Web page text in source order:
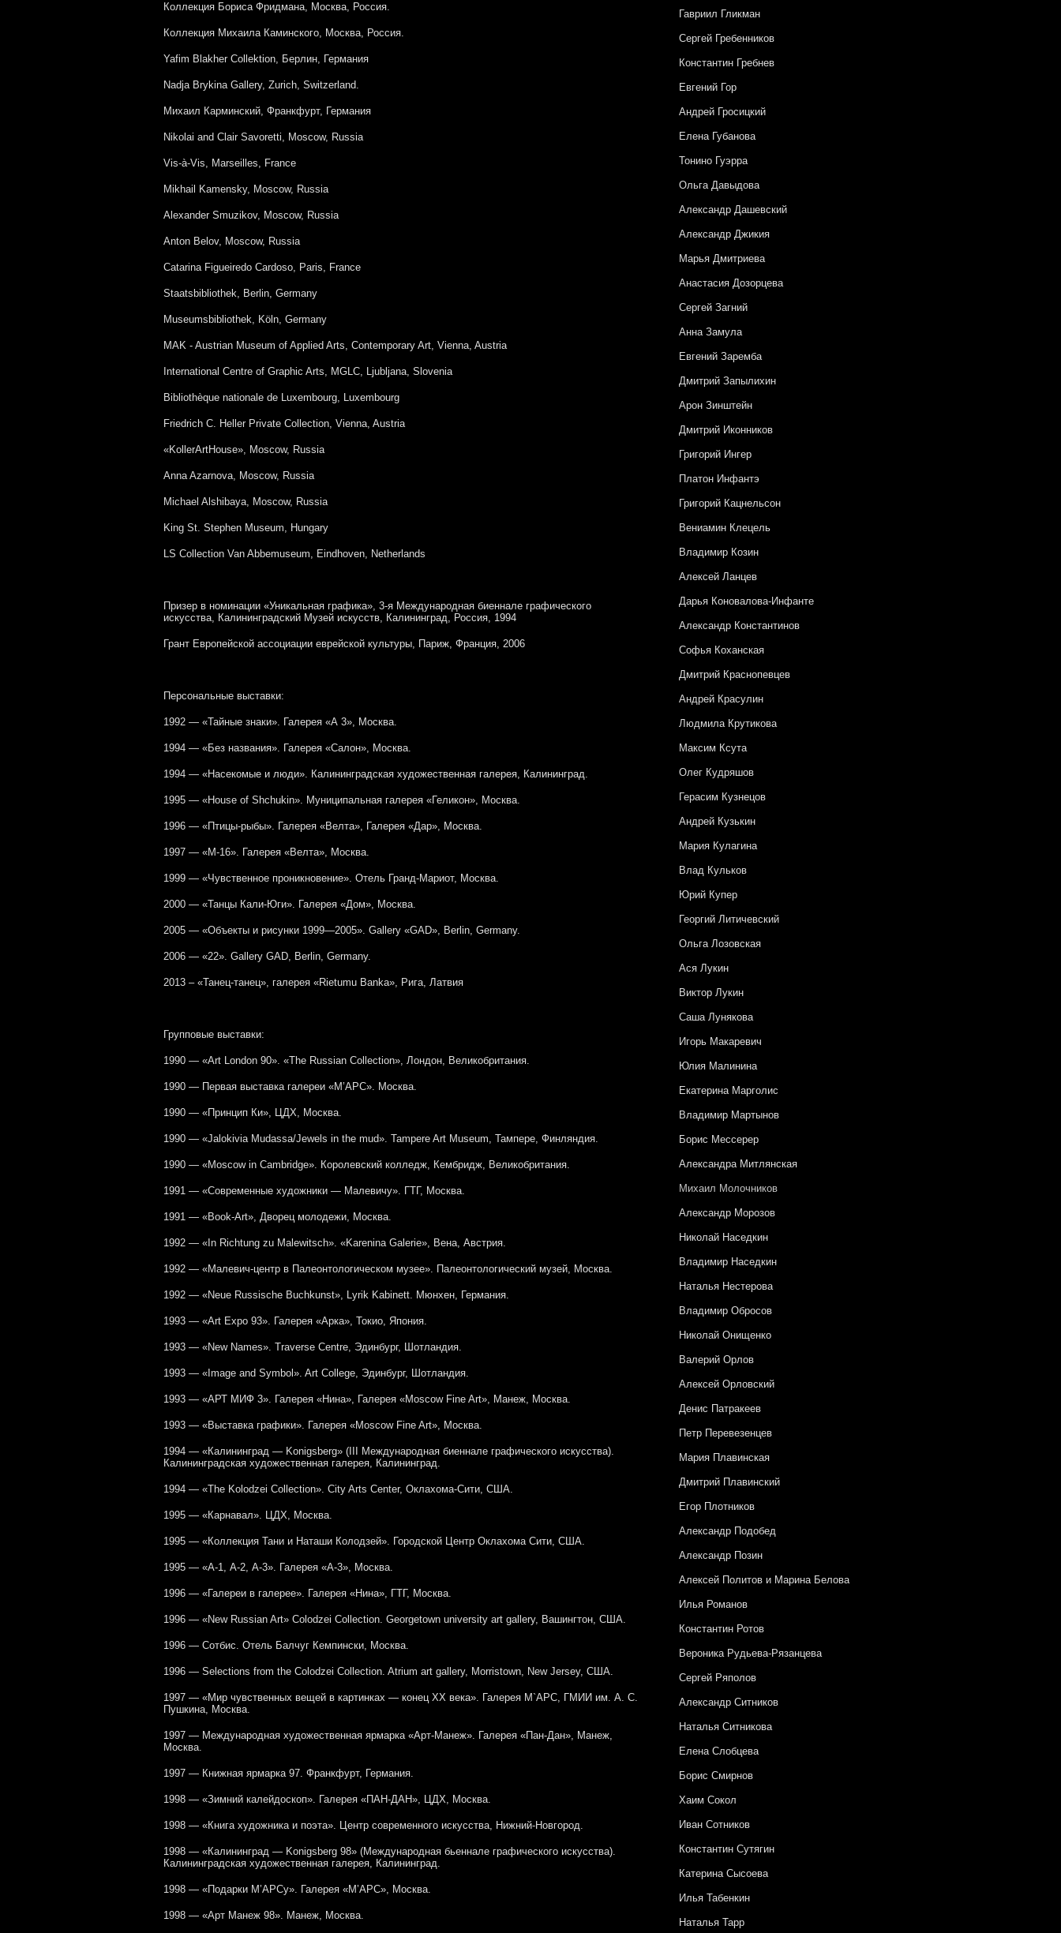
Коллекция Бориса Фридмана, Москва, Россия.
Коллекция Михаила Каминского, Москва, Россия.
Yafim Blakher Collektion, Берлин, Германия
Nadja Brykina Gallery, Zurich, Switzerland.
Михаил Карминский, Франкфурт, Германия
Nikolai and Clair Savoretti, Moscow, Russia
Vis-à-Vis, Marseilles, France
Mikhail Kamensky, Moscow, Russia
Alexander Smuzikov, Moscow, Russia
Anton Belov, Moscow, Russia
Catarina Figueiredo Cardoso, Paris, France
Staatsbibliothek, Berlin, Germany
Museumsbibliothek, Köln, Germany
MAK - Austrian Museum of Applied Arts, Contemporary Art, Vienna, Austria
International Centre of Graphic Arts, MGLC, Ljubljana, Slovenia
Bibliothèque nationale de Luxembourg, Luxembourg
Friedrich C. Heller Private Collection, Vienna, Austria
«KollerArtHouse», Moscow, Russia
Anna Azarnova, Moscow, Russia
Michael Alshibaya, Moscow, Russia
King St. Stephen Museum, Hungary
LS Collection Van Abbemuseum, Eindhoven, Netherlands
Призер в номинации «Уникальная графика», 3-я Международная биеннале графического
искусства, Калининградский Музей искусств, Калининград, Россия, 1994
Грант Европейской ассоциации еврейской культуры, Париж, Франция, 2006
Персональные выставки:
1992 — «Тайные знаки». Галерея «А 3», Москва.
1994 — «Без названия». Галерея «Салон», Москва.
1994 — «Насекомые и люди». Калининградская художественная галерея, Калининград.
1995 — «House of Shchukin». Муниципальная галерея «Геликон», Москва.
1996 — «Птицы-рыбы». Галерея «Велта», Галерея «Дар», Москва.
1997 — «М-16». Галерея «Велта», Москва.
1999 — «Чувственное проникновение». Отель Гранд-Мариот, Москва.
2000 — «Танцы Кали-Юги». Галерея «Дом», Москва.
2005 — «Объекты и рисунки 1999—2005». Gallery «GAD», Berlin, Germany.
2006 — «22». Gallery GAD, Berlin, Germany.
2013 – «Танец-танец», галерея «Rietumu Banka», Рига, Латвия
Групповые выставки:
1990 — «Art London 90». «The Russian Collection», Лондон, Великобритания.
1990 — Первая выставка галереи «М’АРС». Москва.
1990 — «Принцип Ки», ЦДХ, Москва.
1990 — «Jalokivia Mudassa/Jewels in the mud». Tampere Art Museum, Тампере, Финляндия.
1990 — «Moscow in Cambridge». Королевский колледж, Кембридж, Великобритания.
1991 — «Современные художники — Малевичу». ГТГ, Москва.
1991 — «Вook-Аrt», Дворец молодежи, Москва.
1992 — «In Richtung zu Malewitsch». «Karenina Galerie», Вена, Австрия.
1992 — «Малевич-центр в Палеонтологическом музее». Палеонтологический музей, Москва.
1992 — «Neue Russische Buchkunst», Lyrik Kabinett. Мюнхен, Германия.
1993 — «Art Expo 93». Галерея «Арка», Токио, Япония.
1993 — «New Names». Traverse Centre, Эдинбург, Шотландия.
1993 — «Image and Symbol». Art College, Эдинбург, Шотландия.
1993 — «АРТ МИФ 3». Галерея «Нина», Галерея «Moscow Fine Art», Манеж, Москва.
1993 — «Выставка графики». Галерея «Moscow Fine Art», Москва.
1994 — «Калининград — Konigsberg» (III Международная биеннале графического искусства).
Калининградская художественная галерея, Калининград.
1994 — «The Kolodzei Collection». City Arts Center, Оклахома-Сити, США.
1995 — «Карнавал». ЦДХ, Москва.
1995 — «Коллекция Тани и Наташи Колодзей». Городской Центр Оклахома Сити, США.
1995 — «А-1, А-2, А-3». Галерея «А-3», Москва.
1996 — «Галереи в галерее». Галерея «Нина», ГТГ, Москва.
1996 — «New Russian Art» Colodzei Collection. Georgetown university art gallery, Вашингтон, США.
1996 — Сотбис. Отель Балчуг Кемпински, Москва.
1996 — Selections from the Colodzei Collection. Atrium art gallery, Morristown, New Jersey, США.
1997 — «Мир чувственных вещей в картинках — конец ХХ века». Галерея М`АРС, ГМИИ им. А. С.
Пушкина, Москва.
1997 — Международная художественная ярмарка «Арт-Манеж». Галерея «Пан-Дан», Манеж,
Москва.
1997 — Книжная ярмарка 97. Франкфурт, Германия.
1998 — «Зимний калейдоскоп». Галерея «ПАН-ДАН», ЦДХ, Москва.
1998 — «Книга художника и поэта». Центр современного искусства, Нижний-Новгород.
1998 — «Калининград — Konigsberg 98» (Международная бьеннале графического искусства).
Калининградская художественная галерея, Калининград.
1998 — «Подарки М’АРСу». Галерея «М’АРС», Москва.
1998 — «Арт Манеж 98». Манеж, Москва.
Гавриил Гликман
Сергей Гребенников
Константин Гребнев
Евгений Гор
Андрей Гросицкий
Елена Губанова
Тонино Гуэрра
Ольга Давыдова
Александр Дашевский
Александр Джикия
Марья Дмитриева
Анастасия Дозорцева
Сергей Загний
Анна Замула
Евгений Заремба
Дмитрий Запылихин
Арон Зинштейн
Дмитрий Иконников
Григорий Ингер
Платон Инфантэ
Григорий Кацнельсон
Вениамин Клецель
Владимир Козин
Алексей Ланцев
Дарья Коновалова-Инфанте
Александр Константинов
Софья Коханская
Дмитрий Краснопевцев
Андрей Красулин
Людмила Крутикова
Максим Ксута
Олег Кудряшов
Герасим Кузнецов
Андрей Кузькин
Мария Кулагина
Влад Кульков
Юрий Купер
Георгий Литичевский
Ольга Лозовская
Ася Лукин
Виктор Лукин
Саша Лунякова
Игорь Макаревич
Юлия Малинина
Екатерина Марголис
Владимир Мартынов
Борис Мессерер
Александра Митлянская
Михаил Молочников
Александр Морозов
Николай Наседкин
Владимир Наседкин
Наталья Нестерова
Владимир Обросов
Николай Онищенко
Валерий Орлов
Алексей Орловский
Денис Патракеев
Петр Перевезенцев
Мария Плавинская
Дмитрий Плавинский
Егор Плотников
Александр Подобед
Александр Позин
Алексей Политов и Марина Белова
Илья Романов
Константин Ротов
Вероника Рудьева-Рязанцева
Сергей Ряполов
Александр Ситников
Наталья Ситникова
Елена Слобцева
Борис Смирнов
Хаим Сокол
Иван Сотников
Константин Сутягин
Катерина Сысоева
Илья Табенкин
Наталья Тарр